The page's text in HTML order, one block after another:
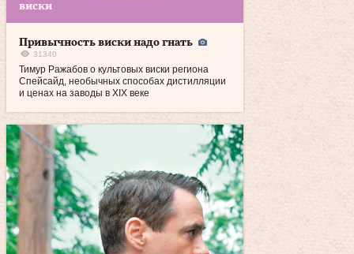
виски
Привычность виски надо гнать
31340
Тимур Ражабов о культовых виски региона
Спейсайд, необычных способах дистилляции
и ценах на заводы в XIX веке